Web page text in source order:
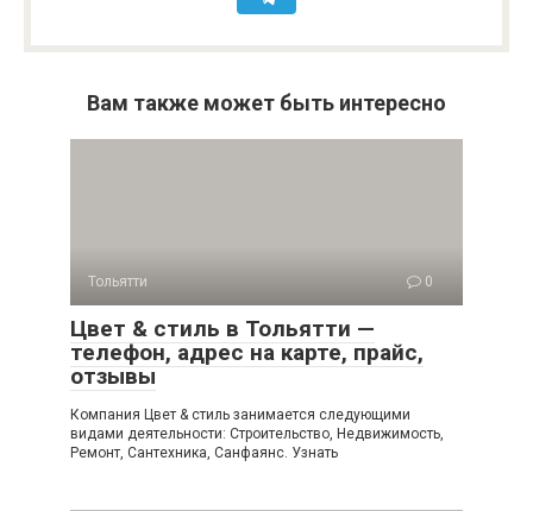
Вам также может быть интересно
Тольятти 0
Цвет & стиль в Тольятти —
телефон, адрес на карте, прайс,
отзывы
Компания Цвет & стиль занимается следующими
видами деятельности: Строительство, Недвижимость,
Ремонт, Сантехника, Санфаянс. Узнать